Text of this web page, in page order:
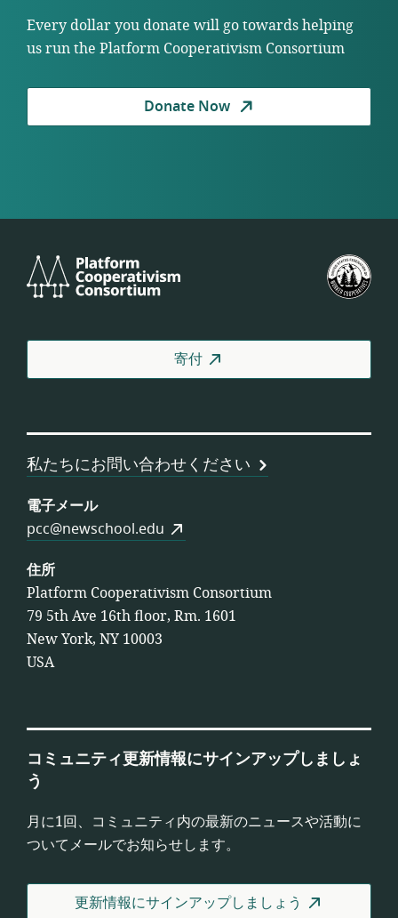
Every dollar you donate will go towards helping
us run the Platform Cooperativism Consortium
Donate Now
Cooperativism
国
合
寄付
私たちにお問い合わせください
電子メール
pcc@newschool.edu
住所
Platform Cooperativism Consortium
79 5th Ave 16th floor, Rm. 1601
New York, NY 10003
USA
コミュニティ更新情報にサインアップしましょ
う
月に1回、コミュニティ内の最新のニュースや活動に
ついてメールでお知らせします。
更新情報にサインアップしましょう